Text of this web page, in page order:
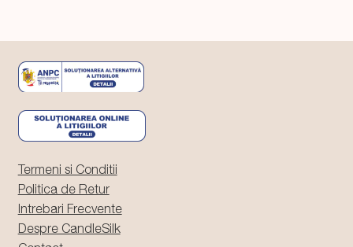
Termeni si Conditii
Politica de Retur
Intrebari Frecvente
Despre CandleSilk